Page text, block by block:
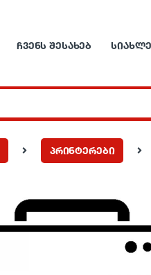
ᲩᲕᲔᲜᲡ ᲨᲔᲡᲐᲮᲔᲑ
პრინტერები